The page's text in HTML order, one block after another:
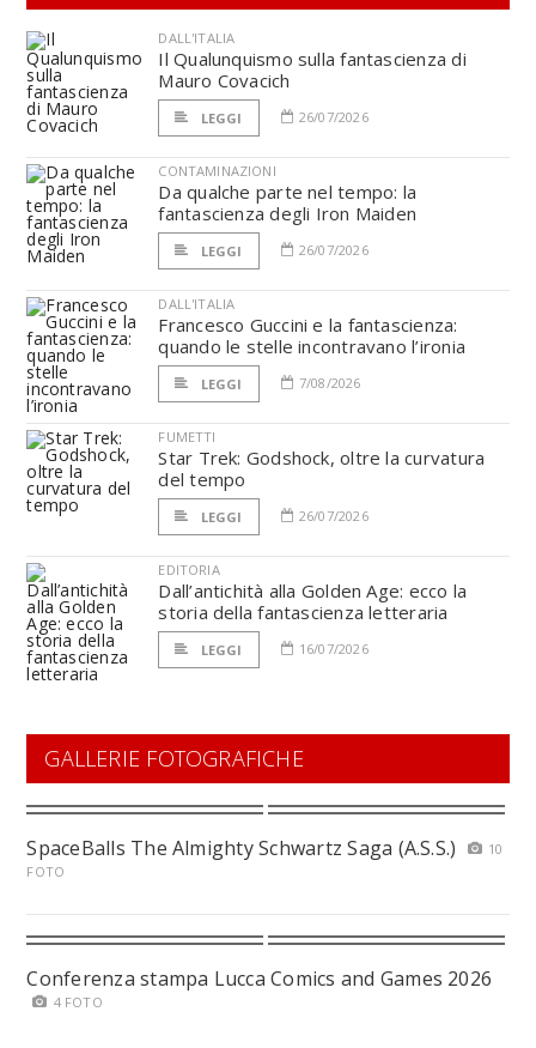
DALL'ITALIA
Il Qualunquismo sulla fantascienza di
Mauro Covacich
LEGGI 26/07/2026
CONTAMINAZIONI
Da qualche parte nel tempo: la
fantascienza degli Iron Maiden
LEGGI 26/07/2026
DALL'ITALIA
Francesco Guccini e la fantascienza:
quando le stelle incontravano l’ironia
LEGGI 7/08/2026
FUMETTI
Star Trek: Godshock, oltre la curvatura
del tempo
LEGGI 26/07/2026
EDITORIA
Dall’antichità alla Golden Age: ecco la
storia della fantascienza letteraria
LEGGI 16/07/2026
GALLERIE FOTOGRAFICHE
SpaceBalls The Almighty Schwartz Saga (A.S.S.)
10
FOTO
Conferenza stampa Lucca Comics and Games 2026
4 FOTO